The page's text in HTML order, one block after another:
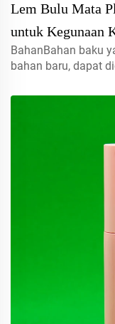
Lem Bulu Mata
untuk Kegunaan
Permanen
BahanBahan baku
bahan baru, dapat
15mlhubungi kami